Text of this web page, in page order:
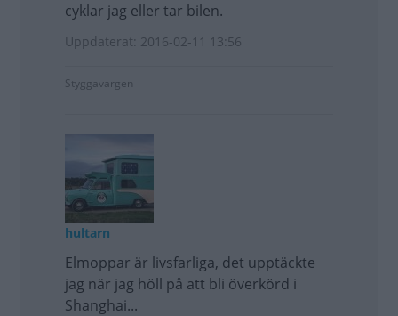
cyklar jag eller tar bilen.
Uppdaterat: 2016-02-11 13:56
Styggavargen
hultarn
Elmoppar är livsfarliga, det upptäckte
jag när jag höll på att bli överkörd i
Shanghai...